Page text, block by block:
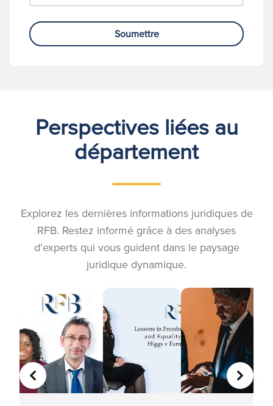
Soumettre
Perspectives liées au
département
Explorez les dernières informations juridiques de
RFB. Restez informé grâce à des analyses
d'experts qui vous guident dans le paysage
juridique dynamique.
PRÉCÉDENT